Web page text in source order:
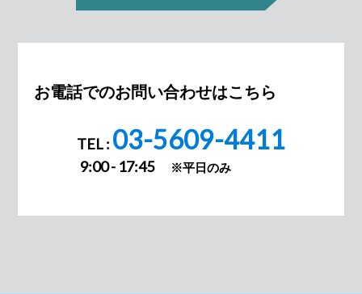
お電話でのお問い合わせはこちら
TEL : 03-5609-4411
9:00 - 17:45 ※平日のみ